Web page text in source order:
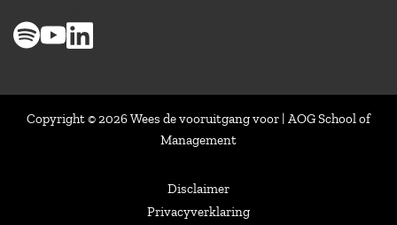
Copyright © 2026 Wees de vooruitgang voor | AOG School of
Management
Disclaimer
Privacyverklaring